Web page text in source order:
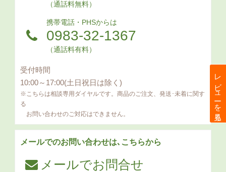
レビューを見る
（通話料無料）
携帯電話・PHSからは
0983-32-1367
（通話料有料）
受付時間
10:00～17:00(土日祝日は除く)
※こちらは相談専用ダイヤルです。商品のご注文、発送･未着に関す
る
お問い合わせのご対応はできません。
メールでのお問い合わせは､こちらから
メールでお問合せ